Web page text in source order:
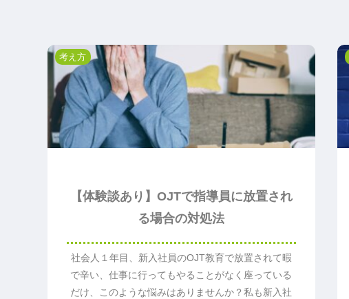
考え方
【体験談あり】OJTで指導員に放置され
る場合の対処法
社会人１年目、新入社員のOJT教育で放置されて暇
で辛い、仕事に行ってもやることがなく座っている
だけ、このような悩みはありませんか？私も新入社